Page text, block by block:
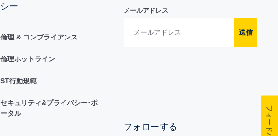
シー
倫理 & コンプライアンス
倫理ホットライン
ST行動規範
セキュリティ&プライバシー･ポ
ータル
メールアドレス
送信
フォローする